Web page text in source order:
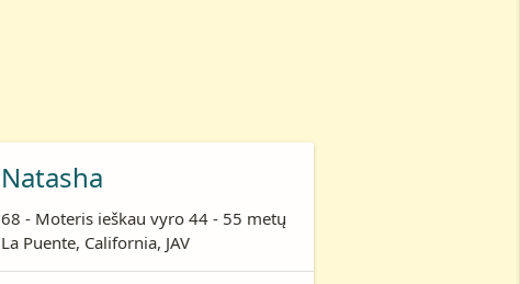
Natasha
68 - Moteris ieškau vyro 44 - 55 metų
La Puente, California, JAV